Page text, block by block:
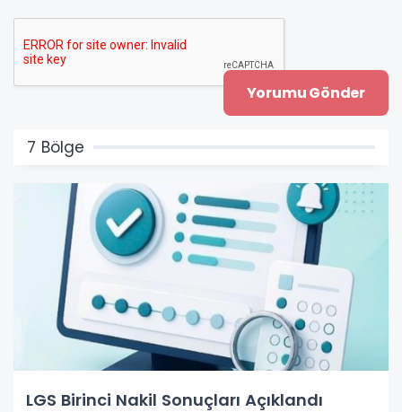
7 Bölge
LGS Birinci Nakil Sonuçları Açıklandı